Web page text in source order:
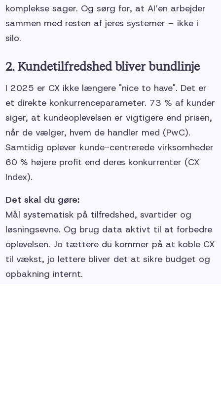
komplekse sager. Og sørg for, at AI’en arbejder
sammen med resten af jeres systemer – ikke i
silo.
2. Kundetilfredshed bliver bundlinje
I 2025 er CX ikke længere "nice to have". Det er
et direkte konkurrenceparameter. 73 % af kunder
siger, at kundeoplevelsen er vigtigere end prisen,
når de vælger, hvem de handler med (PwC).
Samtidig oplever kunde-centrerede virksomheder
60 % højere profit end deres konkurrenter (CX
Index).
Det skal du gøre:
Mål systematisk på tilfredshed, svartider og
løsningsevne. Og brug data aktivt til at forbedre
oplevelsen. Jo tættere du kommer på at koble CX
til vækst, jo lettere bliver det at sikre budget og
opbakning internt.